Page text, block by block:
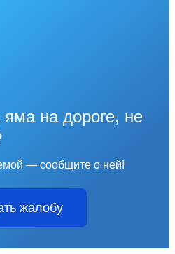
яма на дороге, не
— сообщите о ней!
жалобу